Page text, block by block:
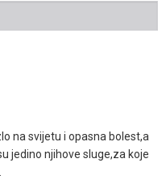
na svijetu i opasna bolest,a
jedino njihove sluge,za koje